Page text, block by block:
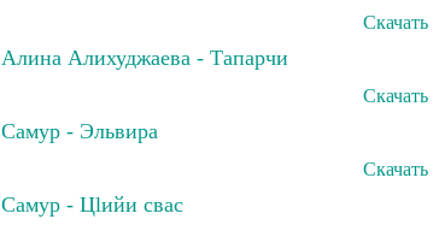
Скачать
Алина Алихуджаева - Тапарчи
Скачать
Самур - Эльвира
Скачать
Самур - Цlийи свас